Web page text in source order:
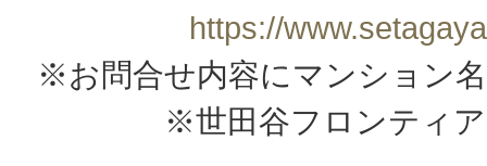
https://
※お問合せ内容にマンション
※世田谷フロンティ